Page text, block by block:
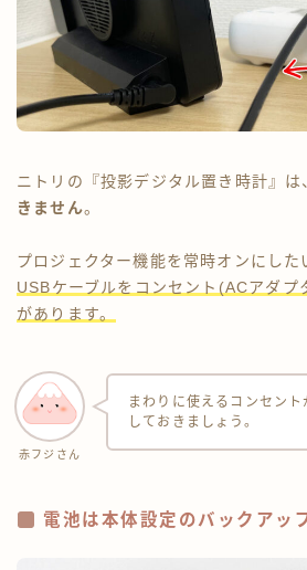
Follow Me
ニトリの『投影デジタル置き時計』は
きません。
プロジェクター機能を常時オンにした
USBケーブルをコンセント(ACアダプ
があります。
赤フジさん
まわりに使えるコンセン
しておきましょう。
電池は本体設定のバックアッ